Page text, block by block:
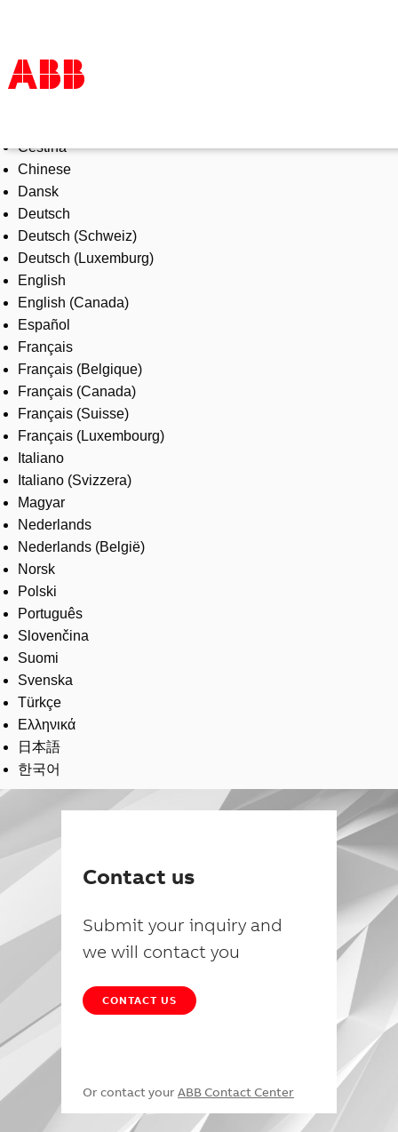
Products & Solutions
Industries
Services
About us
Where to buy
Contact us
Careers
Čeština
Chinese
Dansk
Deutsch
Deutsch (Schweiz)
Deutsch (Luxemburg)
English
English (Canada)
Español
Français
Français (Belgique)
Français (Canada)
Français (Suisse)
Français (Luxembourg)
Italiano
Italiano (Svizzera)
Magyar
Nederlands
Nederlands (België)
Norsk
Polski
Português
Slovenčina
Suomi
Svenska
Türkçe
Ελληνικά
日本語
한국어
Contact us
Submit your inquiry and
we will contact you
CONTACT US
Or contact your ABB Contact Center